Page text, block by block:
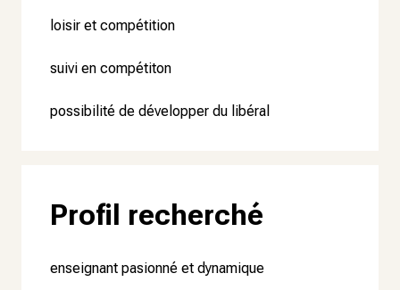
loisir et compétition
suivi en compétiton
possibilité de développer du libéral
Profil recherché
enseignant pasionné et dynamique